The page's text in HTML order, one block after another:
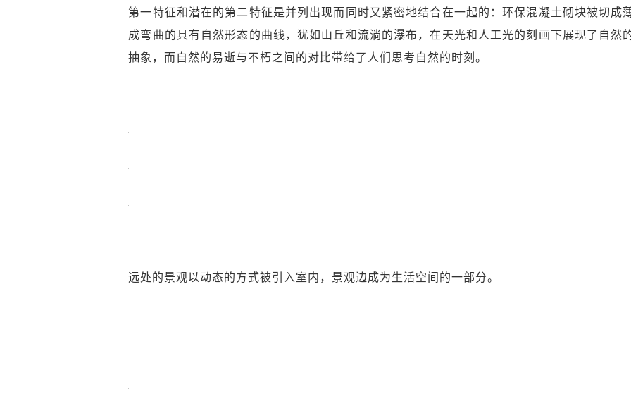
第一特征和潜在的第二特征是并列出现而同时又紧密地结合在一起的：环保混凝土砌块被切成
成弯曲的具有自然形态的曲线，犹如山丘和流淌的瀑布，在天光和人工光的刻画下展现了自然
抽象，而自然的易逝与不朽之间的对比带给了人们思考自然的时刻。
远处的景观以动态的方式被引入室内，景观边成为生活空间的一部分。